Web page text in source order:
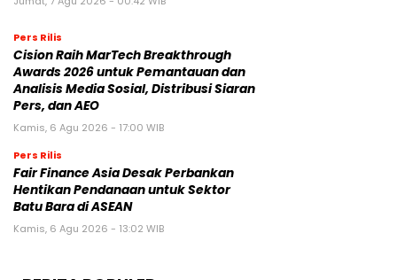
Pers Rilis
Cision Raih MarTech Breakthrough
Awards 2026 untuk Pemantauan dan
Analisis Media Sosial, Distribusi Siaran
Pers, dan AEO
Kamis, 6 Agu 2026 - 17:00 WIB
Pers Rilis
Fair Finance Asia Desak Perbankan
Hentikan Pendanaan untuk Sektor
Batu Bara di ASEAN
Kamis, 6 Agu 2026 - 13:02 WIB